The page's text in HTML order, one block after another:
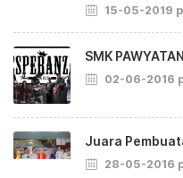
15-05-2019
SMK
02-06-2016
Juara
28-05-2016